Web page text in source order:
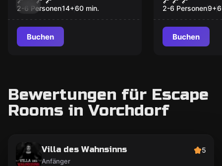
2-6 Personen14+60 min.
Buchen
2-6 Personen9+
Buchen
Bewertungen für Escape
Rooms in Vorchdorf
Villa des Wahnsinns
Anfänger
5